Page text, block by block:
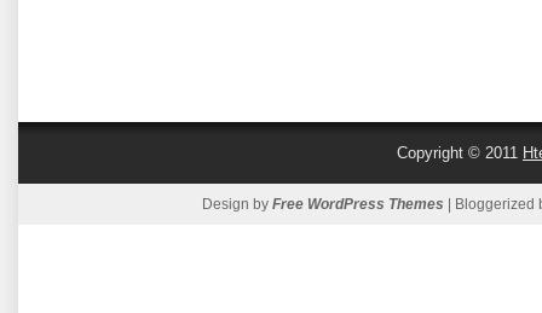
Copyright © 2011
Design by Free WordPress Themes | Bloggerized